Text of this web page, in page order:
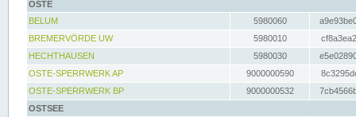
OSTE
BELUM
5980060
BREMERVÖRDE UW
5980010
HECHTHAUSEN
5980030
OSTE-SPERRWERK AP
9000000590
OSTE-SPERRWERK BP
9000000532
OSTSEE